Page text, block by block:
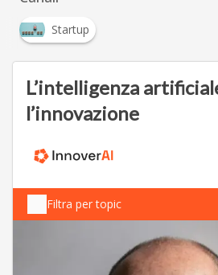
Startup
L’intelligenza
l’innovazione
Filtra per topic